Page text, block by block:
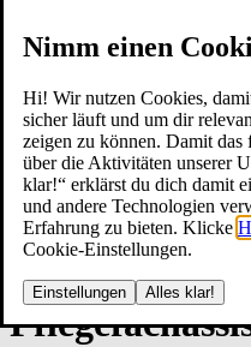
Nimm einen
Hi! Wir nutzen Cookies,
sicher läuft und um dir
zeigen zu können. Damit
über die Aktivitäten unserer
klar!“ erklärst du dich damit
und andere Technologien
Erfahrung zu bieten. Klicke
Cookie-Einstellungen.
Einstellungen Alles klar!